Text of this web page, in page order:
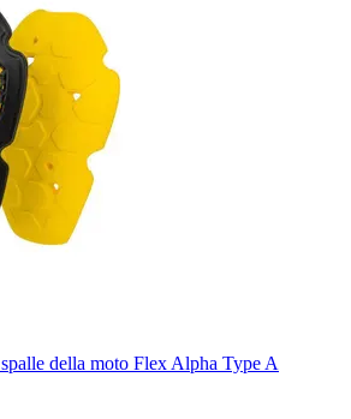
della moto Flex Alpha Type A